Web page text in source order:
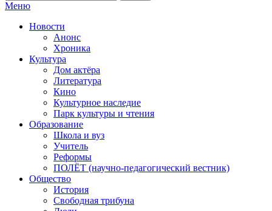
Меню
Новости
Анонс
Хроника
Культура
Дом актёра
Литература
Кино
Культурное наследие
Парк культуры и чтения
Образование
Школа и вуз
Учитель
Реформы
ПОЛЁТ (научно-педагогический вестник)
Общество
История
Свободная трибуна